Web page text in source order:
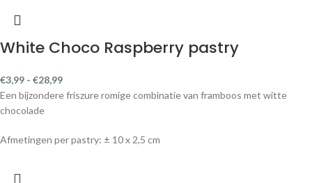
White Choco Raspberry pastry
€3,99 - €28,99
Een bijzondere friszure romige combinatie van framboos met witte
chocolade
Afmetingen per pastry: ± 10 x 2,5 cm